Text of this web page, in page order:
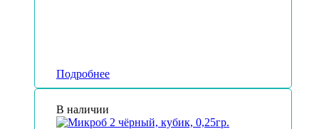
Подробнее
В наличии